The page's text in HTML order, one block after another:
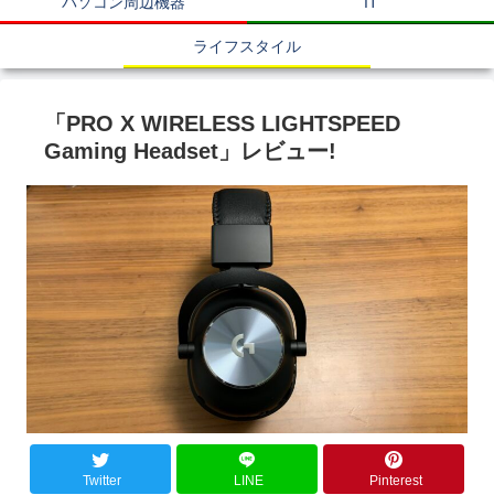
ライフスタイル
「PRO X WIRELESS LIGHTSPEED
Gaming Headset」レビュー!
Twitter LINE Pinterest